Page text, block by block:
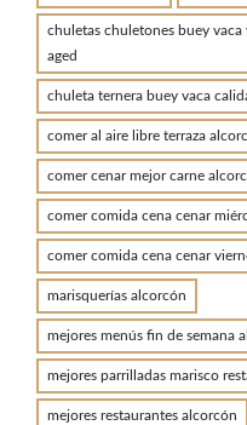
chuletas chuletones buey
aged
chuleta ternera buey vaca
comer al aire libre terraza
comer cenar mejor carne
comer comida cena cenar
comer comida cena cenar
marisquerías alcorcón
mejores menús fin de semana
mejores parrilladas marisco
mejores restaurantes alcorcón